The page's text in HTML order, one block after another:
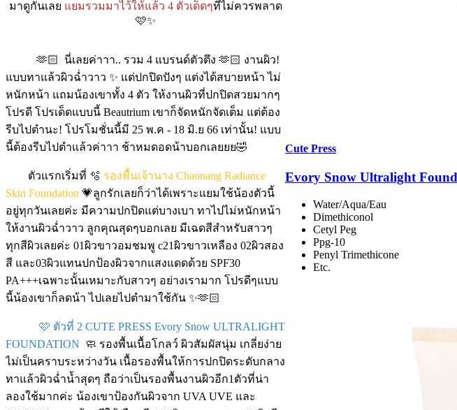
มาดูกันเลย แยมรวมมาไว้ให้แล้ว 4 ตัวเด็ดๆที่ไม่ควรพลาด
🩷✨
🫶🏻 นี่เลยค่าาา.. รวม 4 แบรนด์ตัวตึง 🫶🏻 งานผิว!
แบบทาแล้วผิวฉ่ำวาว ✨ แต่ปกปิดปังๆ แต่งได้สบายหน้า ไม่
หนักหน้า แถมน้องเขาทั้ง 4 ตัว ให้งานผิวที่ปกปิดสวยมากๆ
โปรดี โปรเด็ดแบบนี้ Beautrium เขาก็จัดหนักจัดเต็ม แต่ต้อง
รีบไปตำนะ! โปรโมชั่นนี้มี 25 พ.ค - 18 มิ.ย 66 เท่านั้น! แบบ
นี้ต้องรีบไปตำแล้วค่าาา ช้าหมดอดน้าบอกเลยยย🤣
ตัวแรกเริ่มที่ 🫧 รองพื้นเจ้านาง Chaonang Radiance
Skin Foundation 💗ลูกรักเลยก็ว่าได้เพราะแยมใช้น้องตัวนี้
อยู่ทุกวันเลยค่ะ มีความปกปิดแต่บางเบา ทาไปไม่หนักหน้า
ให้งานผิวฉ่ำวาว ลูกคุณสุดๆบอกเลย มีเฉดสีสำหรับสาวๆ
ทุกสีผิวเลยค่ะ 01ผิวขาวอมชมพู c21ผิวขาวเหลือง 02ผิวสอง
สี และ03ผิวแทนปกป้องผิวจากแสงแดดด้วย SPF30
PA+++เฉพาะนั้นเหมาะกับสาวๆ อย่างเรามาก โปรดีๆแบบ
นี้น้องเขาก็ลดน้า ไปเลยไปตำมาใช้กัน ✨🫶🏻
🩷 ตัวที่ 2 CUTE PRESS Evory Snow ULTRALIGHT
FOUNDATION
🧼 รองพื้นเนื้อโกลว์ ผิวสัมผัสนุ่ม เกลี่ยง่าย
ไม่เป็นคราบระหว่างวัน เนื้อรองพื้นให้การปกปิดระดับกลาง
ทาแล้วผิวฉ่ำน้ำสุดๆ ถือว่าเป็นรองพื้นงานผิวอีก1ตัวที่น่า
ลองใช้มากค่ะ น้องเขาป้องกันผิวจาก UVA UVE และ
Cute Press
Evory Snow Ultralight
Water/Aqua/Eau
Dimethiconol
Cetyl Peg
Ppg-10
Penyl Trimethicone
Etc.